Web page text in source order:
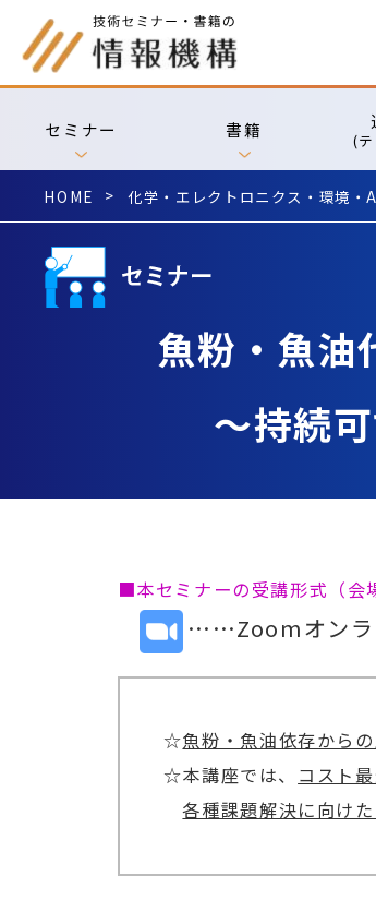
セミナー 書籍 (
HOME 化学・エレクトロニクス・環境
魚粉・魚油
～持続
■本セミナーの受講形式（会
……Zoomオンラ
☆魚粉・魚油依存から
☆本講座では、 コスト
各種課題解決に向け